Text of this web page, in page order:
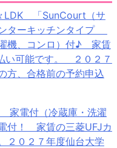
LDK 「SunCourt（サ
ターキッチンタイプ
機、コンロ）付♪ 家賃
い可能です。 ２０２７
方、合格前の予約申込
家電付（冷蔵庫・洗濯
付！ 家賃の三菱UFJカ
２０２７年度仙台大学